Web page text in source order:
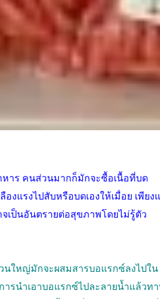
หาร คนส่วนมากก็มักจะซื้อเนื้อที่บด
องแรงไปสับหรือบดเองให้เมื่อย เพียง
เป็นอันตรายต่อสุขภาพโดยไม่รู้ตัว
นใหญ่มักจะผสมสารบอแรกซ์ลงไปใน
ารนำเอาบอแรกซ์ไปละลายน้ำแล้วท